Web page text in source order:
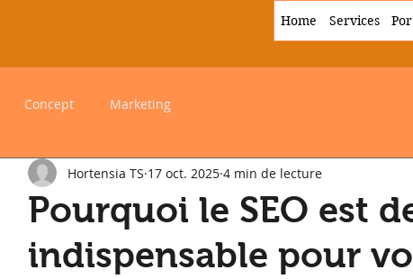
Home Services
Concept Marketing
Pourquoi le SEO est
indispensable pour
Hortensia TS 17 oct. 2025 4 min de lecture